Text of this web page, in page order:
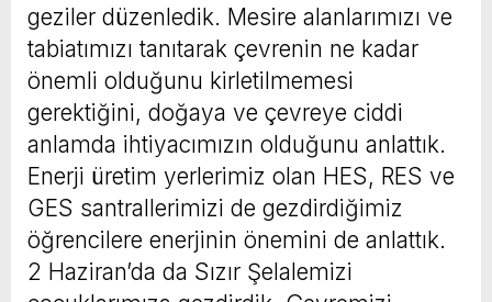
geziler düzenledik. Mesire alanlarımızı ve
tabiatımızı tanıtarak çevrenin ne kadar
önemli olduğunu kirletilmemesi
gerektiğini, doğaya ve çevreye ciddi
anlamda ihtiyacımızın olduğunu anlattık.
Enerji üretim yerlerimiz olan HES, RES ve
GES santrallerimizi de gezdirdiğimiz
öğrencilere enerjinin önemini de anlattık.
2 Haziran’da da Sızır Şelalemizi